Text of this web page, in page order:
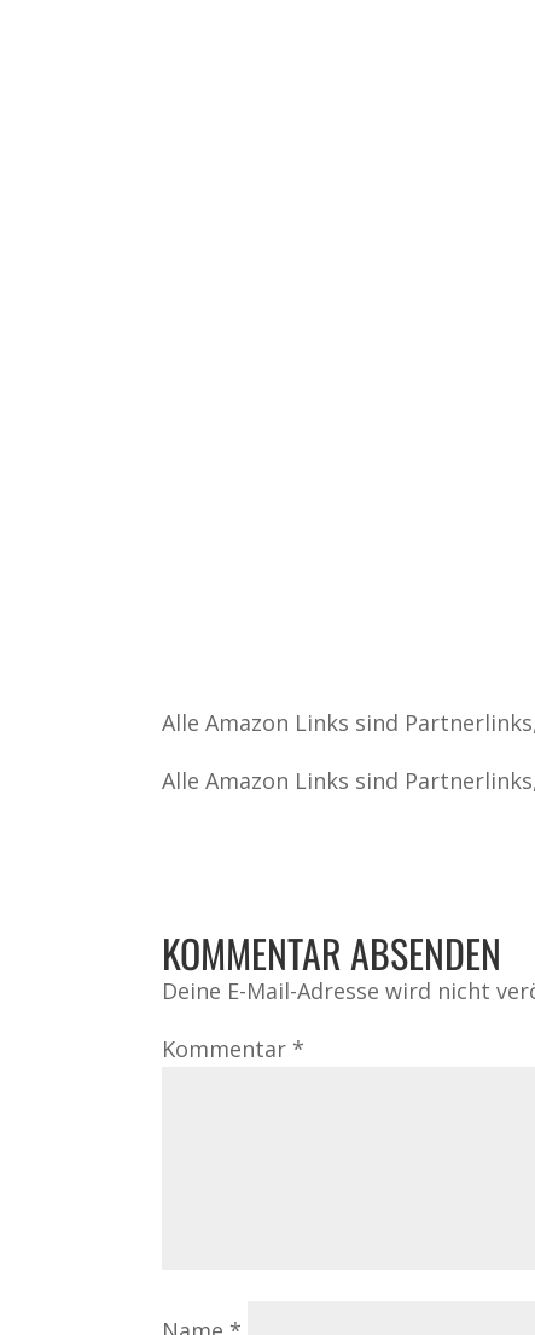
Alle Amazon Links sind
Alle Amazon Links sind
KOMMENTAR ABSENDEN
Deine E-Mail-Adresse wird nicht
Kommentar *